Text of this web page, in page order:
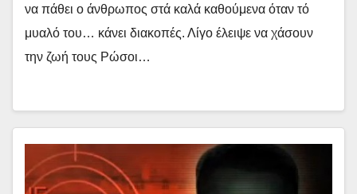
να πάθει ο άνθρωπος στά καλά καθούμενα όταν τό
μυαλό του… κάνει διακοπές. Λίγο έλειψε να χάσουν
την ζωή τους Ρώσοι…